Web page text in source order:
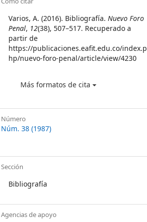
Details
Varios, A. (2016). Bibliografía.Nuevo Foro
Penal, 12(38), 507–517. Recuperado a
partir de
https://publicaciones.eafit.edu.co/index.p
hp/nuevo-foro-penal/article/view/4230
Más formatos de cita
Número
Núm. 38 (1987)
Sección
Bibliografía
Agencias de apoyo